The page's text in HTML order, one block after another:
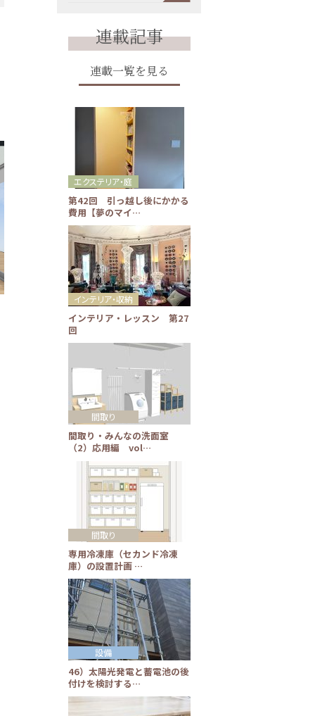
連載記事
連載一覧を見る
第42回 引っ越し後にかかる
費用【夢のマイ…
エクステリア・庭
インテリア・レッスン 第27
回
インテリア・収納
間取り・みんなの洗面室
（2）応用編 vol…
間取り
専用冷凍庫（セカンド冷凍
庫）の設置計画 …
間取り
46）太陽光発電と蓄電池の後
付けを検討する…
設備